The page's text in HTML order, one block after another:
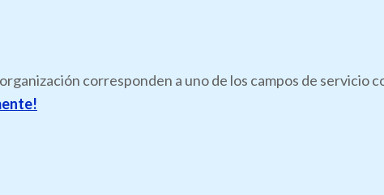
corresponden a uno de los campos de servicio